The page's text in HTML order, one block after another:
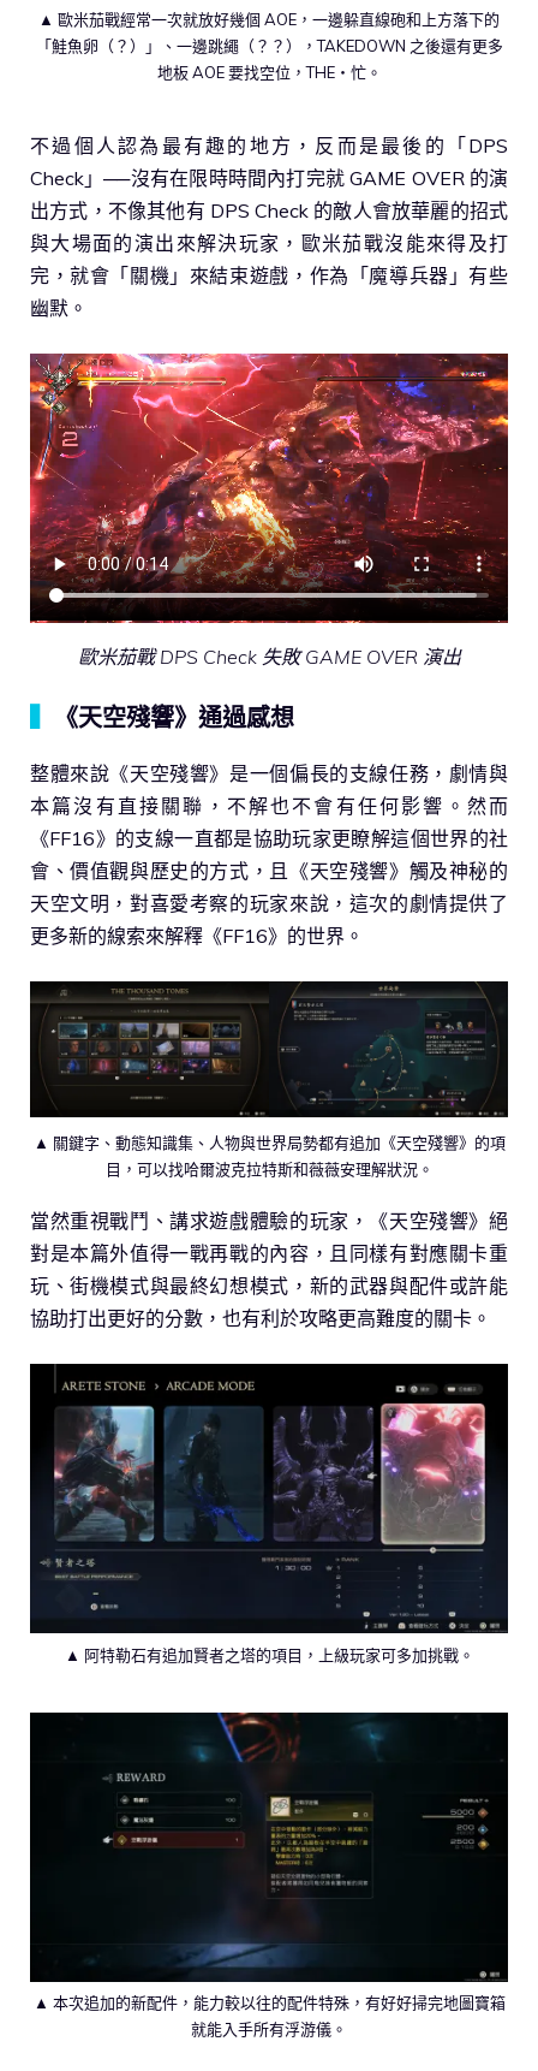
▲ 歐米茄戰經常一次就放好幾個 AOE，一邊躲直線砲和上方落下的
「鮭魚卵（？）」、一邊跳繩（？？），TAKEDOWN 之後還有更多
地板 AOE 要找空位，THE・忙。
不過個人認為最有趣的地方，反而是最後的「DPS
Check」──沒有在限時時間內打完就 GAME OVER 的演
出方式，不像其他有 DPS Check 的敵人會放華麗的招式
與大場面的演出來解決玩家，歐米茄戰沒能來得及打
完，就會「關機」來結束遊戲，作為「魔導兵器」有些
幽默。
歐米茄戰 DPS Check 失敗 GAME OVER 演出
《天空殘響》通過感想
整體來說《天空殘響》是一個偏長的支線任務，劇情與
本篇沒有直接關聯，不解也不會有任何影響。然而
《FF16》的支線一直都是協助玩家更瞭解這個世界的社
會、價值觀與歷史的方式，且《天空殘響》觸及神秘的
天空文明，對喜愛考察的玩家來說，這次的劇情提供了
更多新的線索來解釋《FF16》的世界。
▲ 關鍵字、動態知識集、人物與世界局勢都有追加《天空殘響》的項
目，可以找哈爾波克拉特斯和薇薇安理解狀況。
當然重視戰鬥、講求遊戲體驗的玩家，《天空殘響》絕
對是本篇外值得一戰再戰的內容，且同樣有對應關卡重
玩、街機模式與最終幻想模式，新的武器與配件或許能
協助打出更好的分數，也有利於攻略更高難度的關卡。
▲ 阿特勒石有追加賢者之塔的項目，上級玩家可多加挑戰。
▲ 本次追加的新配件，能力較以往的配件特殊，有好好掃完地圖寶箱
就能入手所有浮游儀。